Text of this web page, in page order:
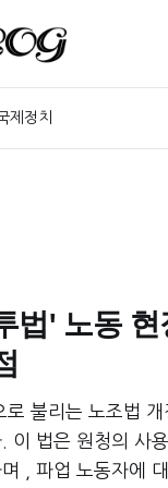
제 정치
법' 노동
로 불리는 노조법
이 법은 원청의 사
, 파업 노동자에